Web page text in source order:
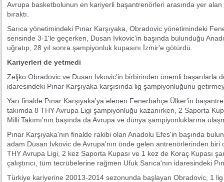
Avrupa basketbolunun en kariyerli başantrenörleri arasında yer
bıraktı.
Sarıca yönetimindeki Pınar Karşıyaka, Obradovic yönetimindeki
serisinde 3-1'le geçerken, Dusan Ivkovic'in başında bulunduğu
uğratıp, 28 yıl sonra şampiyonluk kupasını İzmir'e götürdü.
Kariyerleri de yetmedi
Zeljko Obradovic ve Dusan Ivkovic'in birbirinden önemli başarılarla
idaresindeki Pınar Karşıyaka karşısında lig şampiyonluğunu
Yarı finalde Pınar Karşıyaka'ya elenen Fenerbahçe Ülker'in
takımda 8 THY Avrupa Ligi şampiyonluğu kazanırken, 2 Saporta
Milli Takımı'nın başında da Avrupa ve dünya şampiyonluklarına
Pınar Karşıyaka'nın finalde rakibi olan Anadolu Efes'in başında
adam Dusan Ivkovic de Avrupa'nın önde gelen antrenörlerinden biri
THY Avrupa Ligi, 2 kez Saporta Kupası ve 1 kez de Koraç Kupası
çalıştırıcı, tüm tecrübelerine rağmen Ufuk Sarıca'nın idaresindeki
Türkiye kariyerine 20013-2014 sezonunda başlayan Obradovic, 1 lig